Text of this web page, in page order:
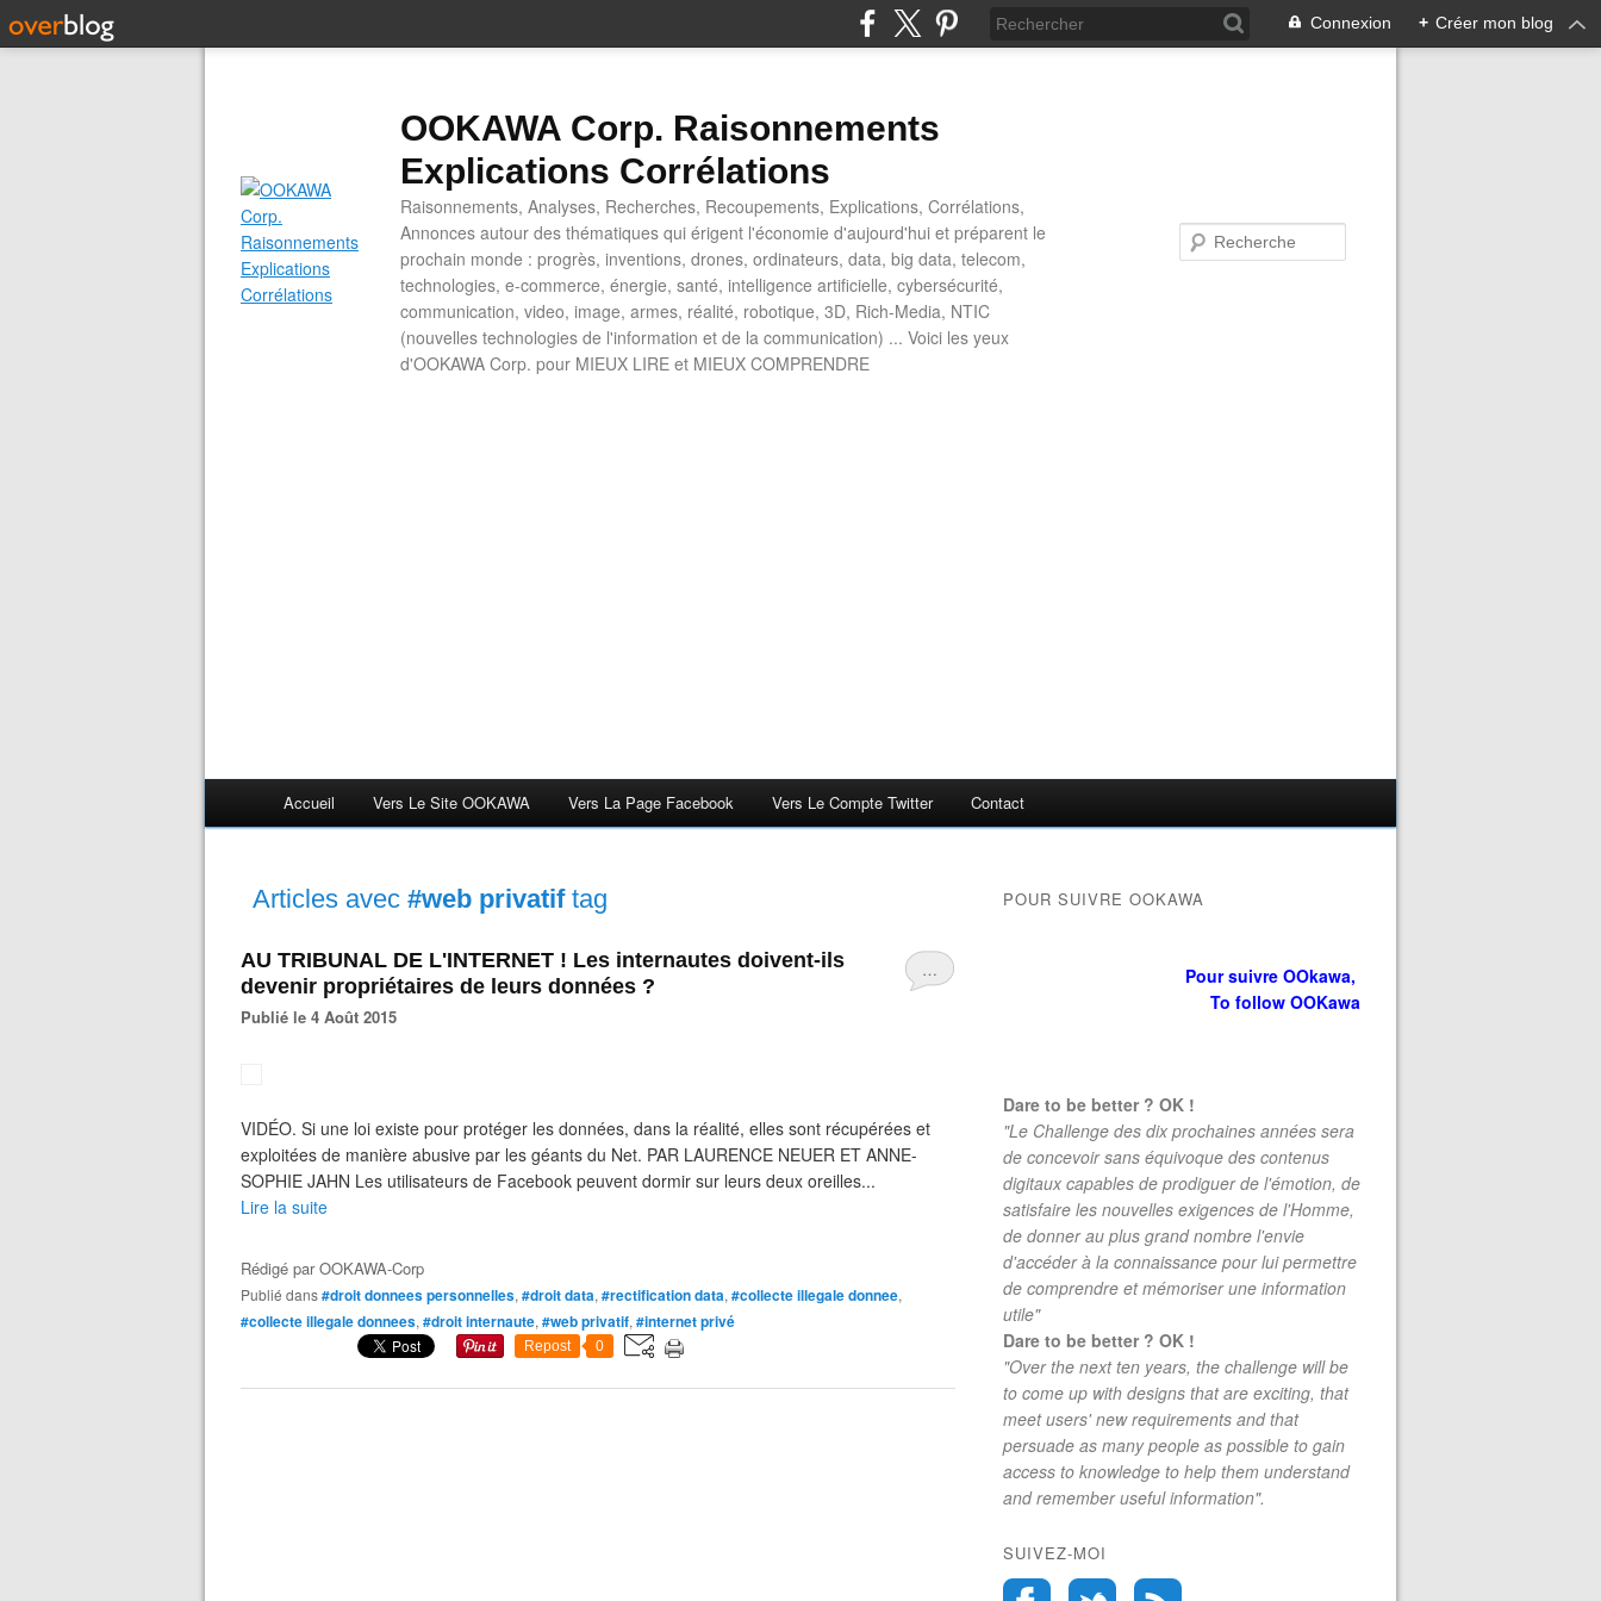
Connexion + Créer mon blog
OOKAWA Corp. Raisonnements
Explications Corrélations
Raisonnements, Analyses, Recherches, Recoupements, Explications, Corrélations,
Annonces autour des thématiques qui érigent l'économie d'aujourd'hui et préparent le
prochain monde : progrès, inventions, drones, ordinateurs, data, big data, telecom,
technologies, e-commerce, énergie, santé, intelligence artificielle, cybersécurité,
communication, video, image, armes, réalité, robotique, 3D, Rich-Media, NTIC
(nouvelles technologies de l'information et de la communication) ... Voici les yeux
d'OOKAWA Corp. pour MIEUX LIRE et MIEUX COMPRENDRE
Accueil Vers Le Site OOKAWA Vers La Page Facebook Vers Le Compte Twitter Contact
Articles avec #web privatiftag
…
AU TRIBUNAL DE L'INTERNET ! Les internautes doivent-ils
devenir propriétaires de leurs données ?
Publié le 4 Août 2015
VIDÉO. Si une loi existe pour protéger les données, dans la réalité, elles sont récupérées et
exploitées de manière abusive par les géants du Net. PAR LAURENCE NEUER ET ANNE-
SOPHIE JAHN Les utilisateurs de Facebook peuvent dormir sur leurs deux oreilles...
Lire la suite
Rédigé parOOKAWA-Corp
Publié dans#droit donnees personnelles, #droit data, #rectification data, #collecte illegale donnee,
#collecte illegale donnees, #droit internaute, #web privatif, #internet privé
Repost 0
POUR SUIVRE OOKAWA
Pour suivre OOkawa,
To follow OOKawa
Dare to be better ? OK !
"Le Challenge des dix prochaines années sera
de concevoir sans équivoque des contenus
digitaux capables de prodiguer de l'émotion, de
satisfaire les nouvelles exigences de l'Homme,
de donner au plus grand nombre l'envie
d'accéder à la connaissance pour lui permettre
de comprendre et mémoriser une information
utile"
Dare to be better ? OK !
"Over the next ten years, the challenge will be
to come up with designs that are exciting, that
meet users' new requirements and that
persuade as many people as possible to gain
access to knowledge to help them understand
and remember useful information".
SUIVEZ-MOI